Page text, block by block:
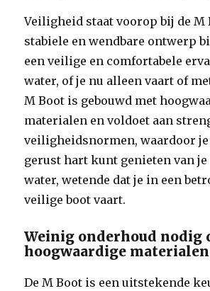
Veiligheid staat voorop bij de M
stabiele en wendbare ontwerp
een veilige en comfortabele
water, of je nu alleen vaart of
M Boot is gebouwd met
materialen en voldoet aan
veiligheidsnormen, waardoor je
gerust hart kunt genieten van
water, wetende dat je in een
veilige boot vaart.
Weinig onderhoud nodig
hoogwaardige materialen
De M Boot is een uitstekende